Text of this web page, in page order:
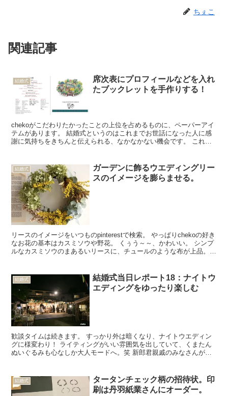
ちぇこ
関連記事
結婚式
席次表にプロフィールなどを入れ
たブックレットを手作りする！
chekoがこだわりたかったことの上位を占めるものに、ペーパーアイ
テムがあります。 結婚式というのはこれまでお世話になった人に感
謝に気持ちをきちんと伝えられる、なかなかない機会です。 これま
結婚式
ガーデンに飾るウエディングリー
スのイメージを膨らませる。
リースのイメージをいつものpinterestで検索。 やっぱりchekoの好き
なお花の基本はカスミソウや野花。 くぅう～～、かわいい。 シンプ
ルなカスミソウのまあるいリースに、チュールのような布が上品。
結婚式
結婚式当日レポート18：ナイトウ
エディングをゆったり楽しむ
歓談タイムは続きます。 すっかり外は暗くなり、ナイトウエディン
グに様変わり！ ライティングがいい雰囲気を出していて、くまたん
ぬいぐるみも心なしか大人モードへ。笑 新郎君親戚のみなさんがガ
結婚式
タータンチェック柄の招待状。印
刷は丹羽紙業さんにオーダー。